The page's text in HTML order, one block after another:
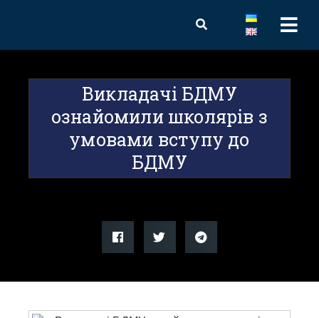
Викладачі БДМУ
ознайомили школярів з
умовами вступу до
БДМУ